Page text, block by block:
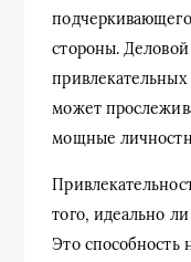
стороны.
привлекательных
может
мощные
того, идеально
Это способность